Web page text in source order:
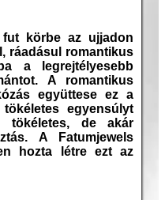
fut körbe az ujjadon
ráadásul romantikus
a legrejtélyesebb
A romantikus
együttese ez a
egyensúlyt
tökéletes, de akár
A Fatumjewels
hozta létre ezt az